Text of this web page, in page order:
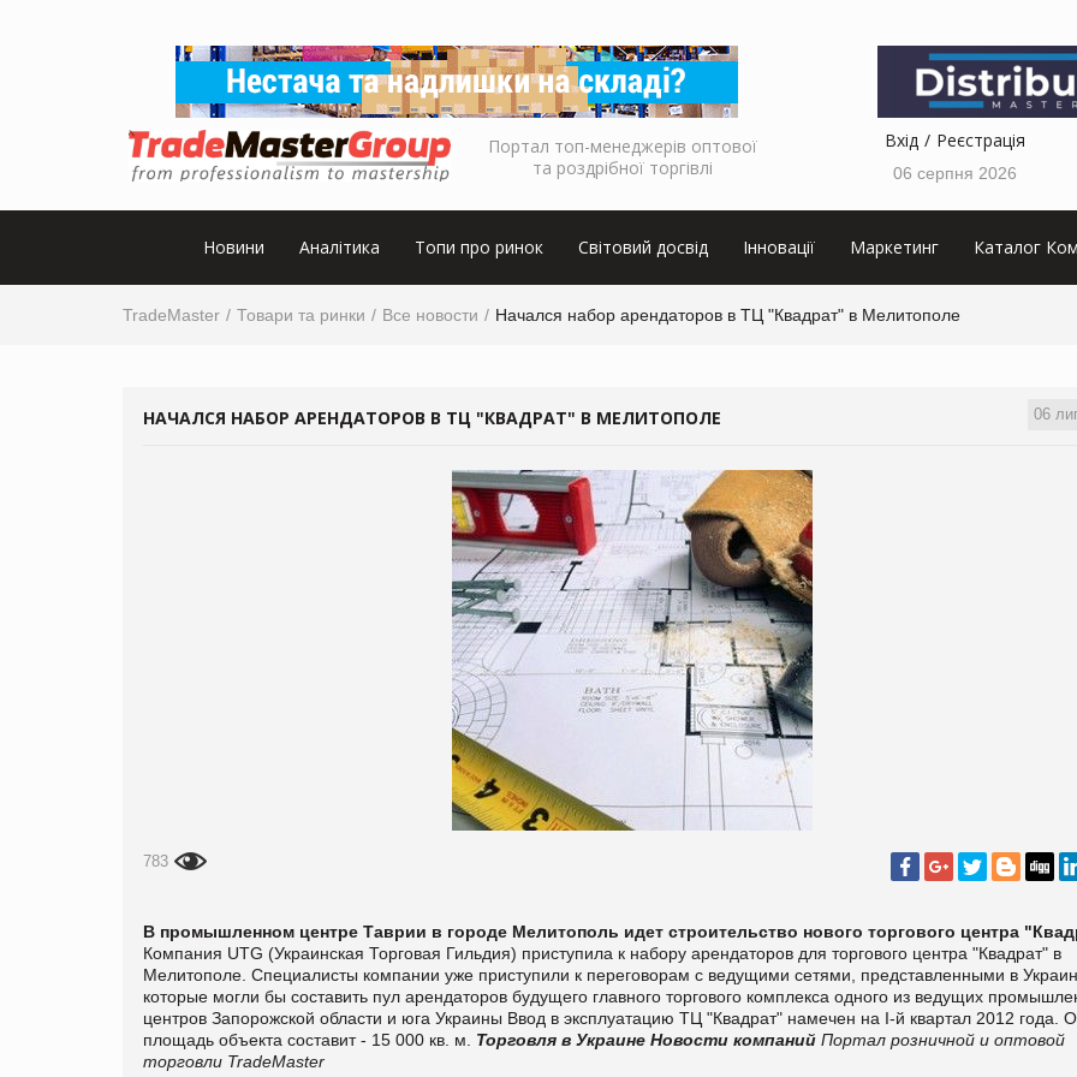
Портал топ-менеджерів оптової
та роздрібної торгівлі
Вхід Реєстрація
06 серпня 2026
Новини Аналітика Топи про ринок Світовий досвід Інновації Маркетинг Каталог
TradeMaster Товари та ринки Все новости Начался набор арендаторов в ТЦ "Квадрат" в Мелитополе
06
НАЧАЛСЯ НАБОР АРЕНДАТОРОВ В ТЦ "КВАДРАТ" В МЕЛИТОПОЛЕ
783
В промышленном центре Таврии в городе Мелитополь идет строительство нового торгового центра
Компания UTG (Украинская Торговая Гильдия) приступила к набору арендаторов для торгового центра "Квадрат" в
Мелитополе. Специалисты компании уже приступили к переговорам с ведущими сетями, представленными в
которые могли бы составить пул арендаторов будущего главного торгового комплекса одного из ведущих
центров Запорожской области и юга Украины Ввод в эксплуатацию ТЦ "Квадрат" намечен на I-й квартал 2012 года.
площадь объекта составит - 15 000 кв. м. Торговля в Украине Новости компаний Портал розничной и оптовой
торговли TradeMaster